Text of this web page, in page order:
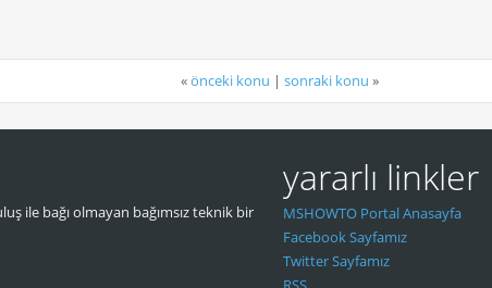
«önceki konu | sonraki konu »
ile bağı olmayan bağımsız teknik bir
yararlı linkler
MSHOWTO Portal Anasayfa
Facebook Sayfamız
Twitter Sayfamız